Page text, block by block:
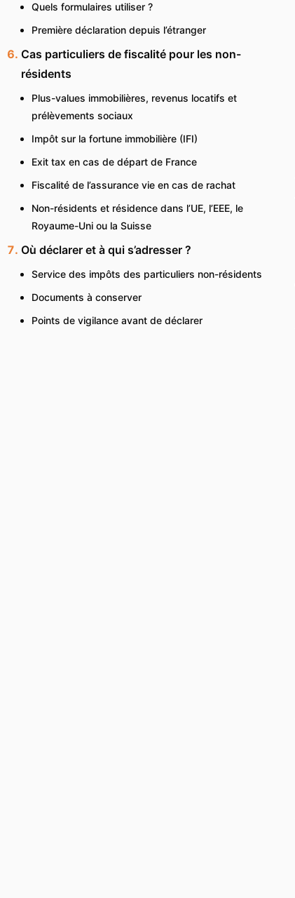
Quels formulaires utiliser ?
Première déclaration depuis l’étranger
Cas particuliers de fiscalité pour les non-
résidents
Plus-values immobilières, revenus locatifs et
prélèvements sociaux
Impôt sur la fortune immobilière (IFI)
Exit tax en cas de départ de France
Fiscalité de l’assurance vie en cas de rachat
Non-résidents et résidence dans l’UE, l’EEE, le
Royaume-Uni ou la Suisse
Où déclarer et à qui s’adresser ?
Service des impôts des particuliers non-résidents
Documents à conserver
Points de vigilance avant de déclarer